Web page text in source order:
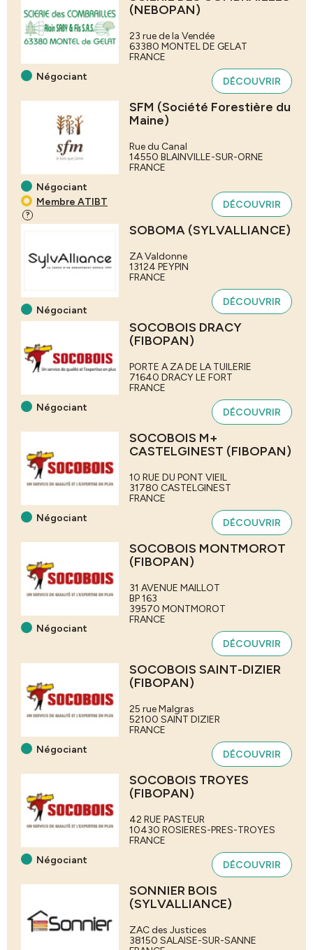
Négociant
(NEBOPAN)
23 rue de la Vendée
63380 MONTEL DE GELAT
FRANCE
DÉCOUVRIR
Négociant
Membre ATIBT
?
SFM (Société Forestière du
Maine)
Rue du Canal
14550 BLAINVILLE-SUR-ORNE
FRANCE
DÉCOUVRIR
Négociant
SOBOMA (SYLVALLIANCE)
ZA Valdonne
13124 PEYPIN
FRANCE
DÉCOUVRIR
Négociant
SOCOBOIS DRACY
(FIBOPAN)
PORTE A ZA DE LA TUILERIE
71640 DRACY LE FORT
FRANCE
DÉCOUVRIR
Négociant
SOCOBOIS M+
CASTELGINEST (FIBOPAN)
10 RUE DU PONT VIEIL
31780 CASTELGINEST
FRANCE
DÉCOUVRIR
Négociant
SOCOBOIS MONTMOROT
(FIBOPAN)
31 AVENUE MAILLOT
BP 163
39570 MONTMOROT
FRANCE
DÉCOUVRIR
Négociant
SOCOBOIS SAINT-DIZIER
(FIBOPAN)
25 rue Malgras
52100 SAINT DIZIER
FRANCE
DÉCOUVRIR
Négociant
SOCOBOIS TROYES
(FIBOPAN)
42 RUE PASTEUR
10430 ROSIERES-PRES-TROYES
FRANCE
DÉCOUVRIR
SONNIER BOIS
(SYLVALLIANCE)
ZAC des Justices
38150 SALAISE-SUR-SANNE